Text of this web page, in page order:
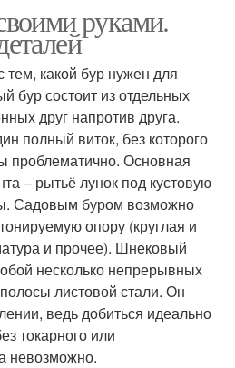
руками.
какой бур нужен для
бур состоит из отдельных
друг напротив друга.
полный виток, без которого
проблематично. Основная
– рытьё лунок под кустовую
Садовым буром возможно
опору (круглая и
и прочее). Шнековый
несколько непрерывных
листовой стали. Он
ведь добиться идеально
токарного или
невозможно.